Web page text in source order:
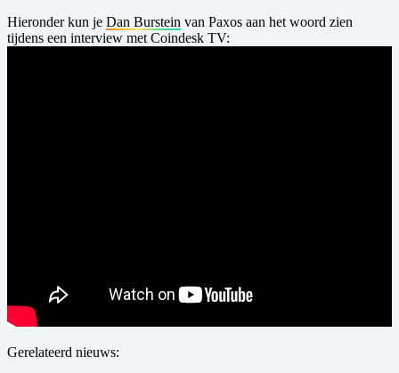
Hieronder kun je Dan Burstein van Paxos aan het woord zien
tijdens een interview met Coindesk TV:
Gerelateerd nieuws: